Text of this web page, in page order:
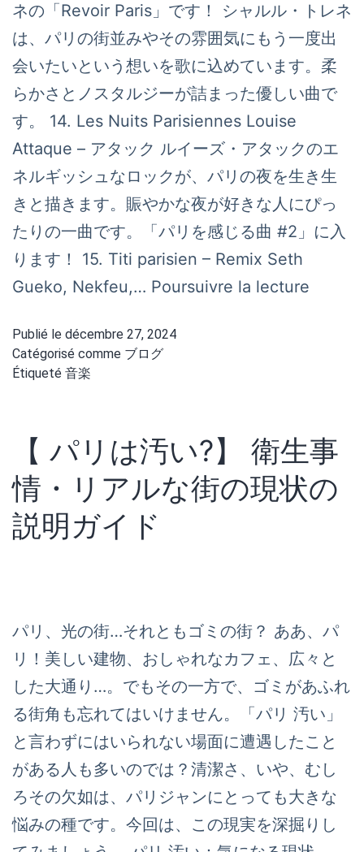
ネの「Revoir Paris」です！ シャルル・トレネ
は、パリの街並みやその雰囲気にもう一度出
会いたいという想いを歌に込めています。柔
らかさとノスタルジーが詰まった優しい曲で
す。 14. Les Nuits Parisiennes Louise
Attaque – アタック ルイーズ・アタックのエ
ネルギッシュなロックが、パリの夜を生き生
きと描きます。賑やかな夜が好きな人にぴっ
たりの一曲です。「パリを感じる曲 #2」に入
ります！ 15. Titi parisien – Remix Seth
Gueko, Nekfeu,… Poursuivre la lecture
曲
#2
Publié le décembre 27, 2024
Catégorisé comme ブログ
Étiqueté 音楽
【 パリは汚い?】 衛生事
情・リアルな街の現状の
説明ガイド
パリ、光の街…それともゴミの街？ ああ、パ
リ！美しい建物、おしゃれなカフェ、広々と
した大通り…。でもその一方で、ゴミがあふれ
る街角も忘れてはいけません。「パリ 汚い」
と言わずにはいられない場面に遭遇したこと
がある人も多いのでは？清潔さ、いや、むし
ろその欠如は、パリジャンにとっても大きな
悩みの種です。今回は、この現実を深掘りし